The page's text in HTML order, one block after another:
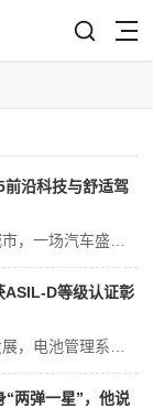
前沿科技与舒适驾
ASIL-D等级认证彰
两弹一星”，他说